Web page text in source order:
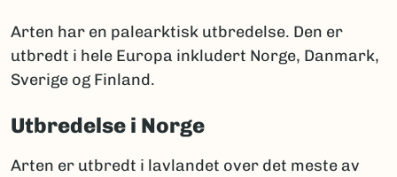
Arten har en palearktisk utbredelse. Den er
utbredt i hele Europa inkludert Norge, Danmark,
Sverige og Finland.
Utbredelse i Norge
Arten er utbredt i lavlandet over det meste av